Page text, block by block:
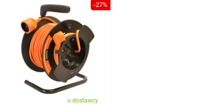
-27%
u dostawcy